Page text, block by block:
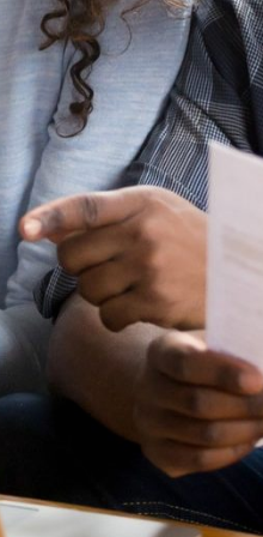
Recompensas de compras
Apple e Google Pay
Gerenciamento de dinheiro
Faça o seu pedido